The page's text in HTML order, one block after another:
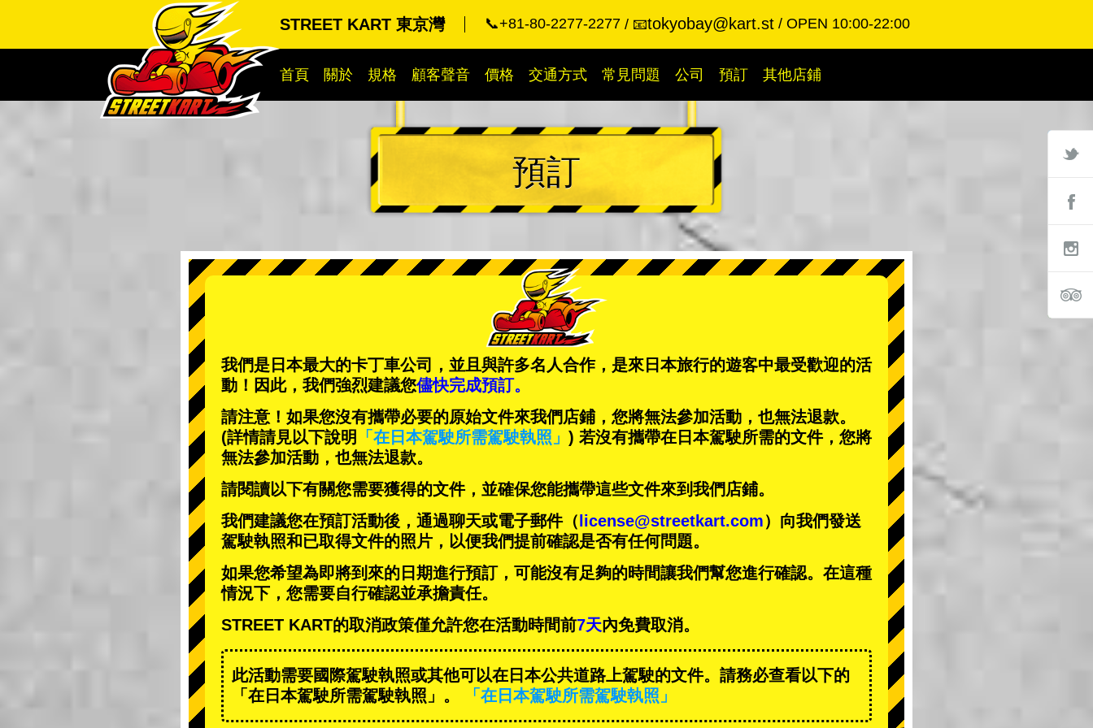
STREET KART 東京灣 📞+81-80-2277-2277 📧tokyobay@kart.st OPEN 10:00-22:00
首頁 關於 規格 顧客聲音 價格 交通方式 常見問題 公司 預訂 其他店鋪
預訂
我們是日本最大的卡丁車公司，並且與許多名人合作，是來日本旅行的遊客中最受歡迎的活
動 ！因此，我們強烈建議您儘快完成預訂。
請注意！如果您沒有攜帶必要的原始文件來我們店鋪，您將無法參加活動，也無法退款。
(詳情請見以下說明
「在日本駕駛所需駕駛執照」 ) 若沒有攜帶在日本駕駛所需的文件，您將
無法參加活動，也無法退款。
請閱讀以下有關您需要獲得的文件，並確保您能攜帶這些文件來到我們店鋪。
我們建議您在預訂活動後，通過聊天或電子郵件（ license@streetkart.com）向我們發送
駕駛執照和已取得文件的照片，以便我們提前確認是否有任何問題。
如果您希望為即將到來的日期進行預訂，可能沒有足夠的時間讓我們幫您進行確認。在這種
情況下，您需要自行確認並承擔責任。
STREET KART的取消政策僅允許您在活動時間前7天內免費取消。
此活動需要國際駕駛執照或其他可以在日本公共道路上駕駛的文件。請務必查看以下的
「在日本駕駛所需駕駛執照」。
「在日本駕駛所需駕駛執照」